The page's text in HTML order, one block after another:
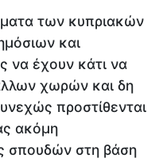
των κυπριακών
και
να έχουν κάτι να
χωρών και δη
προστίθενται
ακόμη
σπουδών στη βάση